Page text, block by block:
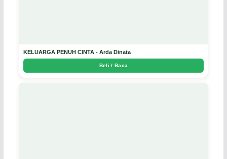
KELUARGA PENUH CINTA - Arda Dinata
Beli / Baca